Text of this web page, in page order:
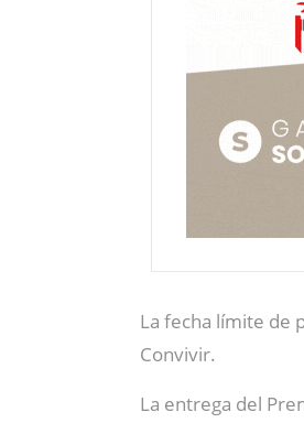
La fecha límite de
Convivir.
La entrega del